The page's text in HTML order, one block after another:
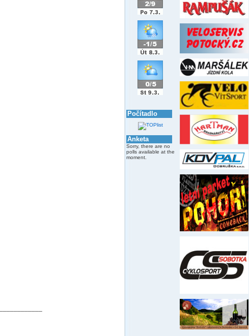
Počítadlo
Anketa
Sorry, there are no
polls available at the
moment.